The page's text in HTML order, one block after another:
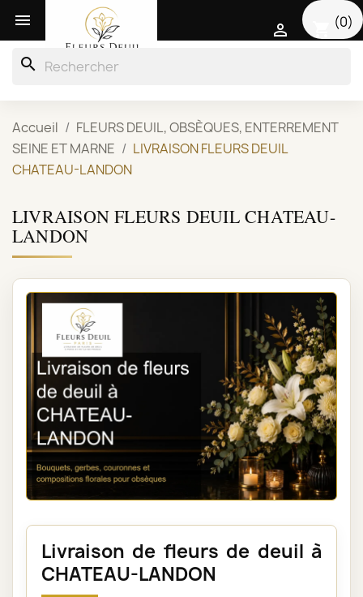
 (0)

search
Accueil
FLEURS DEUIL, OBSÈQUES, ENTERREMENT
SEINE ET MARNE
LIVRAISON FLEURS DEUIL
CHATEAU-LANDON
LIVRAISON FLEURS DEUIL CHATEAU-
LANDON
Livraison de fleurs de deuil à
CHATEAU-LANDON